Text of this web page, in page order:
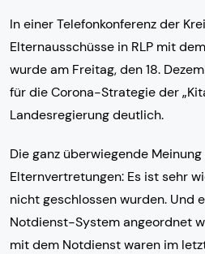
In einer Telefonkonferenz der
Elternausschüsse in RLP mit
wurde am Freitag, den 18.
für die Corona-Strategie der
Landesregierung deutlich.
Die ganz überwiegende
Elternvertretungen: Es ist sehr
nicht geschlossen wurden. Und
Notdienst-System angeordnet
mit dem Notdienst waren im